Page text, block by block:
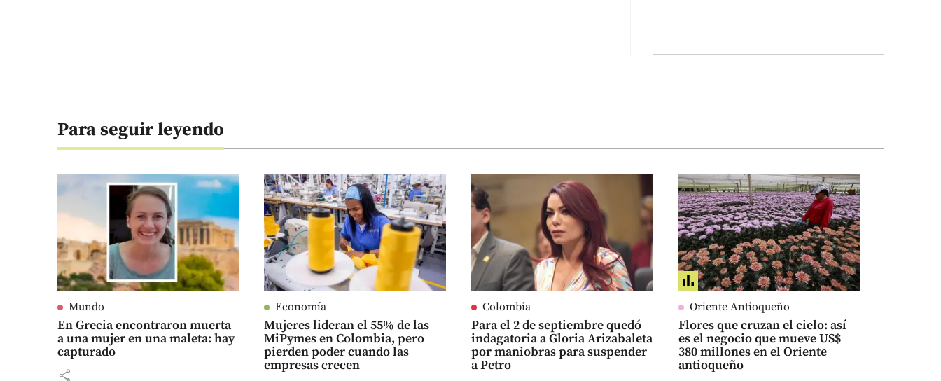
Para seguir leyendo
Mundo
En Grecia encontraron muerta
a una mujer en una maleta: hay
capturado
share
Economía
Mujeres lideran el 55% de las
MiPymes en Colombia, pero
pierden poder cuando las
empresas crecen
Colombia
Para el 2 de septiembre quedó
indagatoria a Gloria Arizabaleta
por maniobras para suspender
a Petro
Oriente Antioqueño
Flores que cruzan el cielo: así
es el negocio que mueve US$
380 millones en el Oriente
antioqueño